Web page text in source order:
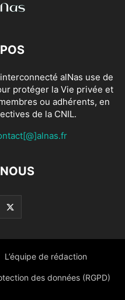
alNas use de
protéger la Vie privée et
ou adhérents, en
de la CNIL.
L’équipe de rédaction
des données (RGPD)